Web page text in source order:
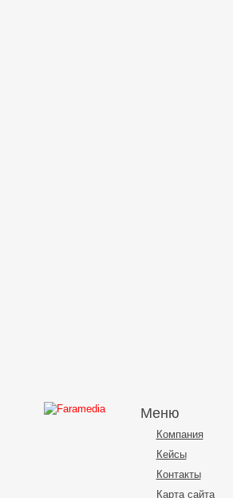
Меню
Компания
Кейсы
Контакты
Карта сайта